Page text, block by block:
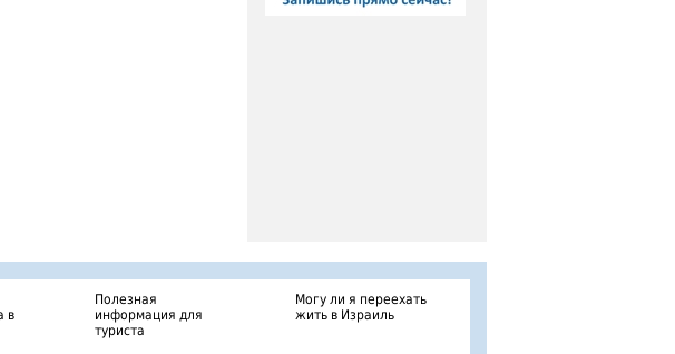
в
Полезная
информация для
туриста
Могу ли я переехать
жить в Израиль